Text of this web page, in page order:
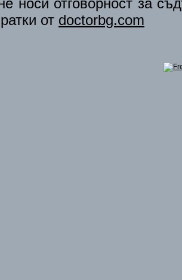
носи отговорност за
от doctorbg.com